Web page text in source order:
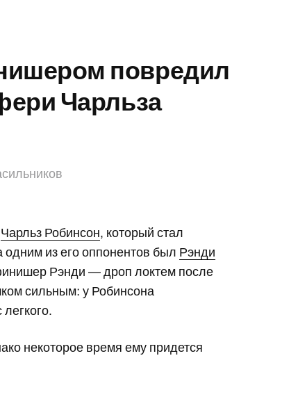
повредил
Чарльза
Чарльз Робинсон, который стал
одним из его оппонентов был Рэнди
Рэнди — дроп локтем после
сильным: у Робинсона
некоторое время ему придется